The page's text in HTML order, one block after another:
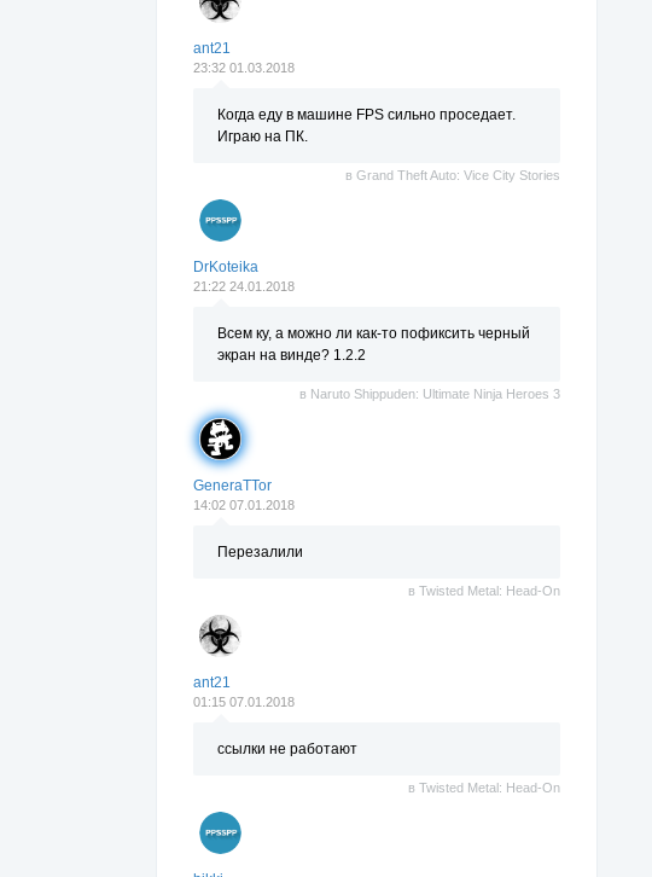
ant21
23:32 01.03.2018
Когда еду в машине FPS сильно проседает.
Играю на ПК.
вGrand Theft Auto: Vice City Stories
DrKoteika
21:22 24.01.2018
Всем ку, а можно ли как-то пофиксить черный
экран на винде? 1.2.2
в Naruto Shippuden: Ultimate Ninja Heroes 3
GeneraTTor
14:02 07.01.2018
Перезалили
вTwisted Metal: Head-On
ant21
01:15 07.01.2018
ссылки не работают
вTwisted Metal: Head-On